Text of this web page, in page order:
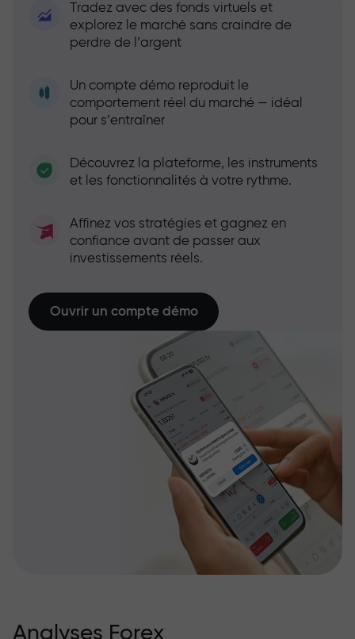
Tradez avec des fonds virtuels et
explorez le marché sans craindre de
perdre de l’argent
Un compte démo reproduit le
comportement réel du marché — idéal
pour s’entraîner
Découvrez la plateforme, les instruments
et les fonctionnalités à votre rythme.
Affinez vos stratégies et gagnez en
confiance avant de passer aux
investissements réels.
Ouvrir un compte démo
Analyses Forex